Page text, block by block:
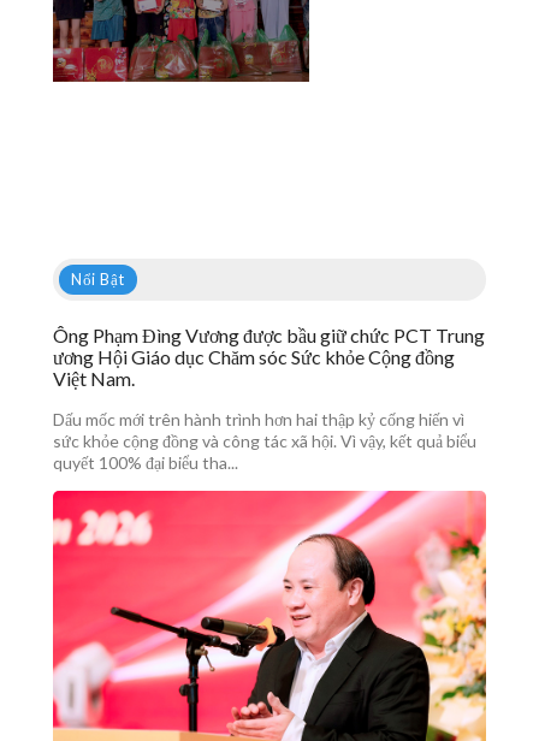
Nổi Bật
Ông Phạm Đìng Vương được bầu giữ chức PCT Trung
ương Hội Giáo dục Chăm sóc Sức khỏe Cộng đồng
Việt Nam.
Dấu mốc mới trên hành trình hơn hai thập kỷ cống hiến vì
sức khỏe cộng đồng và công tác xã hội. Vì vậy, kết quả biểu
quyết 100% đại biểu tha...